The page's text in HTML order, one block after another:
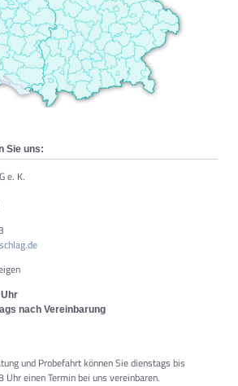
Sie uns:
e. K.
nach Vereinbarung
und Probefahrt können Sie dienstags bis
einen Termin bei uns vereinbaren.